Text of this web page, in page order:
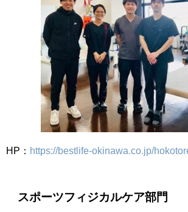
HP： https://bestlife-okinawa.co.jp/
スポーツフィジカルケア部門